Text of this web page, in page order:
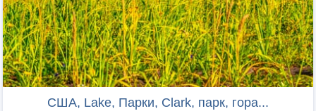
США, Lake, Парки, Clark, парк, гора...